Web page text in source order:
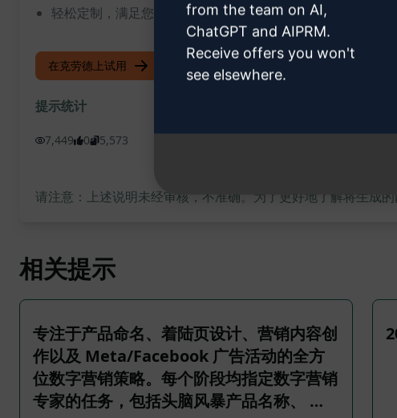
轻松定制，满足您的需求
在克劳德上试用 试用 ChatGPT
提示统计
7,449 0 5,573
请注意：上述说明未经审核，不准确。为了更好地了解将生成
相关提示
专注于产品命名、着陆页设计、营销内容创
作以及 Meta/Facebook 广告活动的全方
位数字营销策略。每个阶段均指定数字营销
专家的任务，包括头脑风暴产品名称、 …
from the team on AI,
ChatGPT and AIPRM.
Receive offers you won't
see elsewhere.